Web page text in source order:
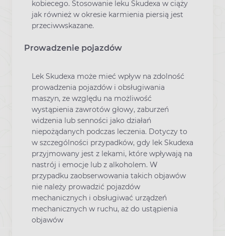
kobiecego. Stosowanie leku Skudexa w ciąży
jak również w okresie karmienia piersią jest
przeciwwskazane.
Prowadzenie pojazdów
Lek Skudexa może mieć wpływ na zdolność
prowadzenia pojazdów i obsługiwania
maszyn, ze względu na możliwość
wystąpienia zawrotów głowy, zaburzeń
widzenia lub senności jako działań
niepożądanych podczas leczenia. Dotyczy to
w szczególności przypadków, gdy lek Skudexa
przyjmowany jest z lekami, które wpływają na
nastrój i emocje lub z alkoholem. W
przypadku zaobserwowania takich objawów
nie należy prowadzić pojazdów
mechanicznych i obsługiwać urządzeń
mechanicznych w ruchu, aż do ustąpienia
objawów